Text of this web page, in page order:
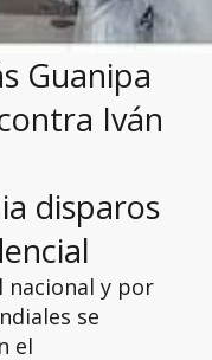
Guanipa
Iván
disparos
nacional y por
se
el